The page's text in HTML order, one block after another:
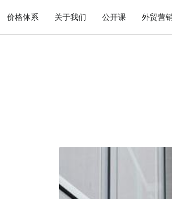
价格体系 关于我们 公开课 外贸营